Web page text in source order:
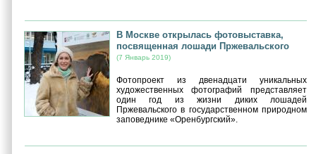
В Москве открылась фотовыставка,
посвященная лошади Пржевальского
(7 Январь 2019)
Фотопроект из двенадцати уникальных
художественных фотографий представляет
один год из жизни диких лошадей
Пржевальского в государственном природном
заповеднике «Оренбургский».